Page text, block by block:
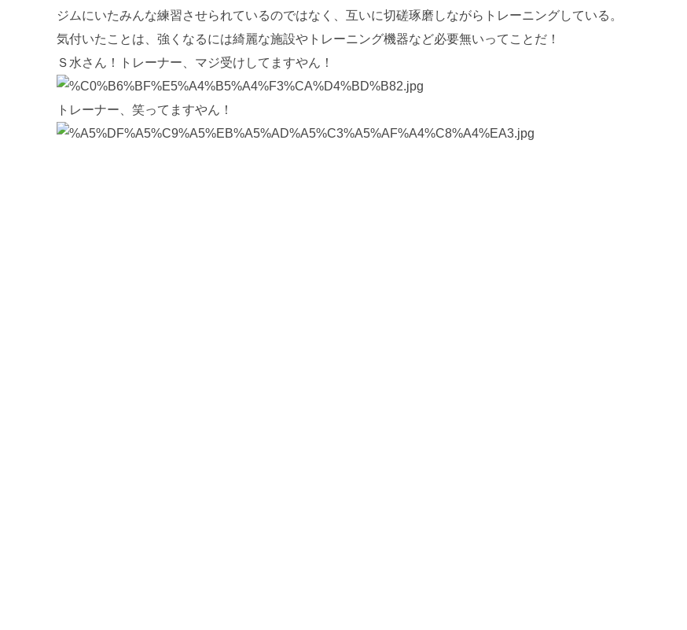
ジムにいたみんな練習させられているのではなく、互いに切磋琢磨しながらトレーニングしている。
気付いたことは、強くなるには綺麗な施設やトレーニング機器など必要無いってことだ！
Ｓ水さん！トレーナー、マジ受けしてますやん！
トレーナー、笑ってますやん！